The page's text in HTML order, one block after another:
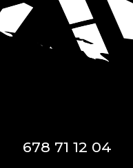
678 71 12 04